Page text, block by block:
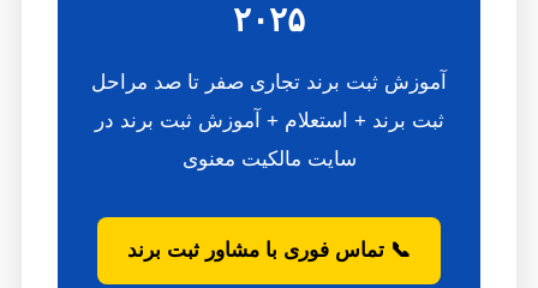
۲۰۲۵
آموزش ثبت برند تجاری صفر تا صد مراحل
ثبت برند + استعلام + آموزش ثبت برند در
سایت مالکیت معنوی
📞 تماس فوری با مشاور ثبت برند